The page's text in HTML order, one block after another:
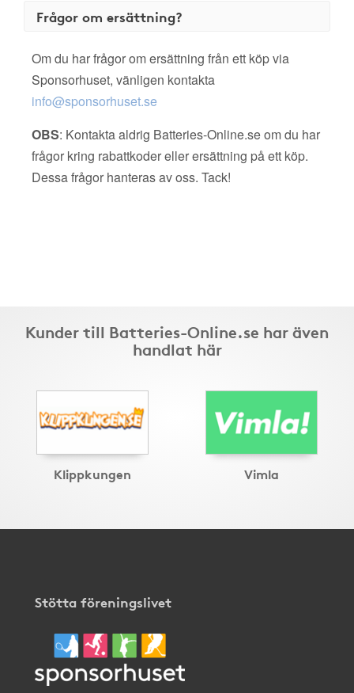
Frågor om ersättning?
Om du har frågor om ersättning från ett köp via
Sponsorhuset, vänligen kontakta
info@sponsorhuset.se
OBS: Kontakta aldrig Batteries-Online.se om du har
frågor kring rabattkoder eller ersättning på ett köp.
Dessa frågor hanteras av oss. Tack!
Kunder till Batteries-Online.se har även
handlat här
Klippkungen Vimla
Stötta föreningslivet